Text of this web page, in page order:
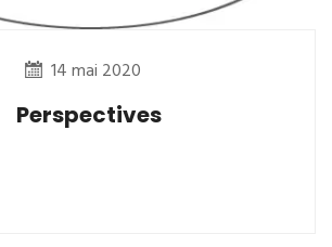
14 mai 2020
Perspectives